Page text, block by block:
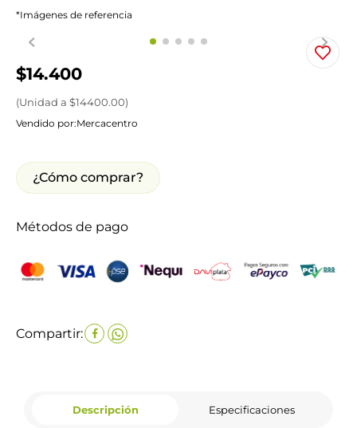
*Imágenes de referencia
$14.400
(Unidad a $14400.00)
Vendido por:Mercacentro
¿Cómo comprar?
Métodos de pago
Compartir:
Descripción Especificaciones